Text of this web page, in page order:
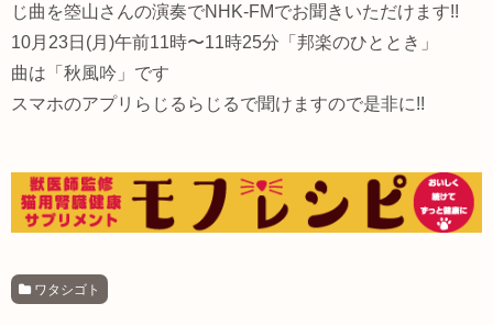
じ曲を箜山さんの演奏でNHK-FMでお聞きいただけます!!
10月23日(月)午前11時〜11時25分「邦楽のひととき」
曲は「秋風吟」です
スマホのアプリらじるらじるで聞けますので是非に!!
ワタシゴト